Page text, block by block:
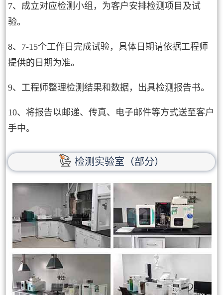
7、成立对应检测小组，为客户安排检测项目及试
验。
8、7-15个工作日完成试验，具体日期请依据工程师
提供的日期为准。
9、工程师整理检测结果和数据，出具检测报告书。
10、将报告以邮递、传真、电子邮件等方式送至客户
手中。
检测实验室（部分）